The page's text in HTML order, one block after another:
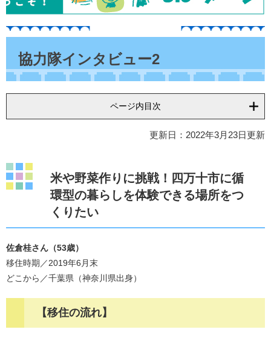
協力隊インタビュー2
ページ内目次
更新日：2022年3月23日更新
米や野菜作りに挑戦！四万十市に循
環型の暮らしを体験できる場所をつ
くりたい
佐倉桂さん（53歳）
移住時期／2019年6月末
どこから／千葉県（神奈川県出身）
【移住の流れ】